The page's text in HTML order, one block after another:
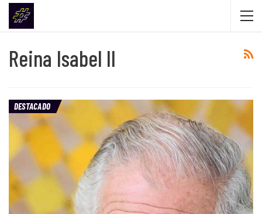
Reina Isabel II
DESTACADO